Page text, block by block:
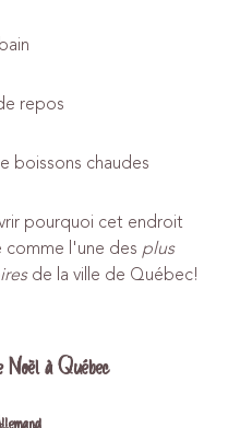
repos
boissons chaudes
pourquoi cet endroit
l'une des plus
de la ville de Québec!
Noël à Québec